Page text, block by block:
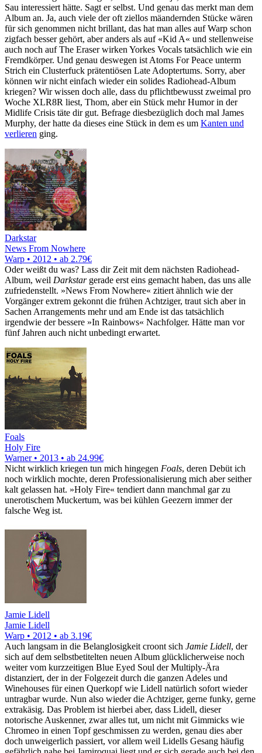
Sau interessiert hätte. Sagt er selbst. Und genau das merkt man dem
Album an. Ja, auch viele der oft ziellos mäandernden Stücke wären
für sich genommen nicht brillant, das hat man alles auf Warp schon
zigfach besser gehört, aber anders als auf «Kid A« und stellenweise
auch noch auf The Eraser wirken Yorkes Vocals tatsächlich wie ein
Fremdkörper. Und genau deswegen ist Atoms For Peace unterm
Strich ein Clusterfuck prätentiösen Late Adoptertums. Sorry, aber
können wir nicht einfach wieder ein solides Radiohead-Album
kriegen? Wir wissen doch alle, dass du pflichtbewusst zweimal pro
Woche XLR8R liest, Thom, aber ein Stück mehr Humor in der
Midlife Crisis täte dir gut. Befrage diesbezüglich doch mal James
Murphy, der hatte da dieses eine Stück in dem es um Kanten und
verlieren ging.
Darkstar
News From Nowhere
Warp • 2012 • ab 2.79€
Oder weißt du was? Lass dir Zeit mit dem nächsten Radiohead-
Album, weil Darkstargerade erst eins gemacht haben, das uns alle
zufriedenstellt. »News From Nowhere« zitiert ähnlich wie der
Vorgänger extrem gekonnt die frühen Achtziger, traut sich aber in
Sachen Arrangements mehr und am Ende ist das tatsächlich
irgendwie der bessere »In Rainbows« Nachfolger. Hätte man vor
fünf Jahren auch nicht unbedingt erwartet.
Foals
Holy Fire
Warner • 2013 • ab 24.99€
Nicht wirklich kriegen tun mich hingegen Foals, deren Debüt ich
noch wirklich mochte, deren Professionalisierung mich aber seither
kalt gelassen hat. »Holy Fire« tendiert dann manchmal gar zu
unerotischem Muckertum, was bei kühlen Geezern immer der
falsche Weg ist.
Jamie Lidell
Jamie Lidell
Warp • 2012 • ab 3.19€
Auch langsam in die Belanglosigkeit croont sich Jamie Lidell, der
sich auf dem selbstbetitelten neuen Album glücklicherweise noch
weiter vom kurzzeitigen Blue Eyed Soul der Multiply-Ära
distanziert, der in der Folgezeit durch die ganzen Adeles und
Winehouses für einen Querkopf wie Lidell natürlich sofort wieder
untragbar wurde. Nun also wieder die Achtziger, gerne funky, gerne
extrakäsig. Das Problem ist hierbei aber, dass Lidell, dieser
notorische Auskenner, zwar alles tut, um nicht mit Gimmicks wie
Chromeo in einen Topf geschmissen zu werden, genau dies aber
doch unweigerlich passiert, vor allem weil Lidells Gesang häufig